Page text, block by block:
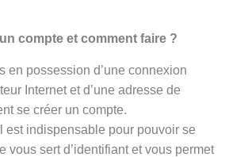
compte et comment faire ?
en possession d’une connexion
Internet et d’une adresse de
se créer un compte.
est indispensable pour pouvoir se
vous sert d’identifiant et vous permet